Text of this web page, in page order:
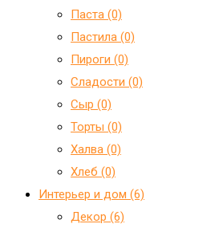
Паста (0)
Пастила (0)
Пироги (0)
Сладости (0)
Сыр (0)
Торты (0)
Халва (0)
Хлеб (0)
Интерьер и дом (6)
Декор (6)